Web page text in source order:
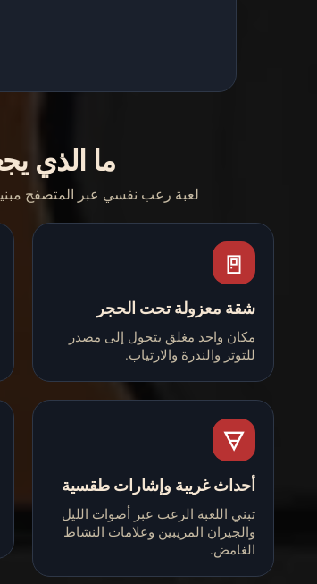
ما الذي
لعبة رعب نفسي عبر المتصفح
🚪
شقة معزولة تحت الحجر
مكان واحد مغلق يتحول إلى مصدر
للتوتر والندرة والارتياب.
🜃
أحداث غريبة وإشارات طقسية
تبني اللعبة الرعب عبر أصوات الليل
والجيران المريبين وعلامات النشاط
الغامض.